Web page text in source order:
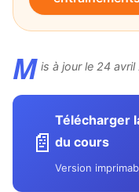
M is à jour le 24
📄
Télécharger
du cours
Version